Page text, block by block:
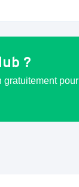
?
gratuitement pour